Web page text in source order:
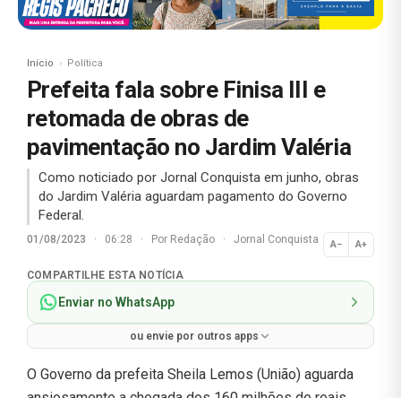
Início Política
Prefeita fala sobre Finisa III e
retomada de obras de
pavimentação no Jardim Valéria
Como noticiado por Jornal Conquista em junho, obras
do Jardim Valéria aguardam pagamento do Governo
Federal.
01/08/2023 · 06:28 · Por Redação · Jornal Conquista A− A+
Normal
COMPARTILHE ESTA NOTÍCIA
Enviar no WhatsApp
ou envie por outros apps
O Governo da prefeita Sheila Lemos (União) aguarda